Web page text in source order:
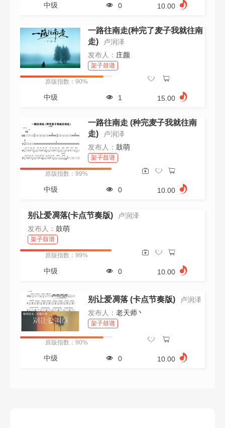
中级 0 10.00
一路往南走(种完了麦子我就往南
走)
卢润泽
发布人： 庄颜
架子鼓谱
原版指数：90%
中级 1 15.00
一路往南走 (种完麦子我就往南
走)
卢润泽
发布人： 鼓萌
架子鼓谱
原版指数：99%
中级 0 10.00
别让爱凋落(卡点节奏版)
卢润泽
发布人： 鼓萌
架子鼓谱
原版指数：99%
中级 0 10.00
别让爱凋落 (卡点节奏版)
卢润泽
发布人： 老天师丶
架子鼓谱
原版指数：90%
中级 0 10.00